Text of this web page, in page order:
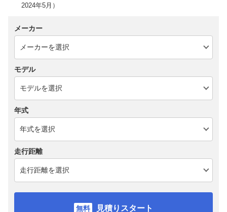
2024年5月）
メーカー
モデル
年式
走行距離
見積りスタート